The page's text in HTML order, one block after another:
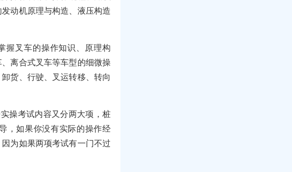
动机原理与构造、液压构造
握叉车的操作知识、原理构
离合式叉车等车型的细微操
货、行驶、叉运转移、转向
操考试内容又分两大项，桩
，如果你没有实际的操作经
为如果两项考试有一门不过